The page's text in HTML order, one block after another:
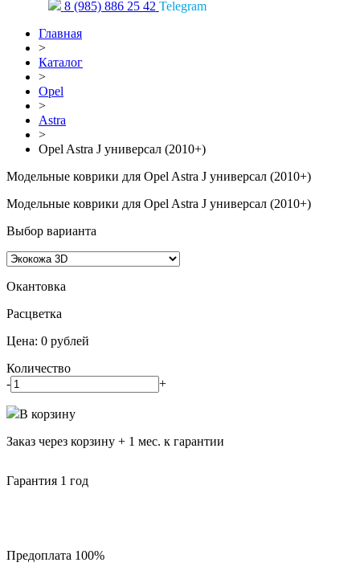
8 (985) 886 25 42 Telegram
Главная
>
Каталог
>
Opel
>
Astra
>
Opel Astra J универсал (2010+)
Модельные коврики для Opel Astra J универсал (2010+)
Модельные коврики для Opel Astra J универсал (2010+)
Выбор варианта
Окантовка
Pасцветка
Цена: 0 рублей
Количество
-
+
В корзину
Заказ через корзину + 1 мес. к гарантии
Гарантия 1 год
Предоплата 100%